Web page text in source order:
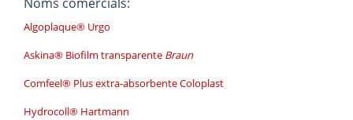
Algoplaque® Urgo
Askina® Biofilm transparente Braun
Comfeel® Plus extra-absorbente Coloplast
Hydrocoll® Hartmann